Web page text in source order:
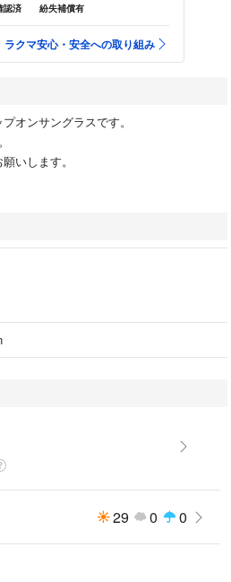
認済 紛失補償有
ラクマ安心・安全への取り組み
オンサングラスです。
いします。
29 0 0